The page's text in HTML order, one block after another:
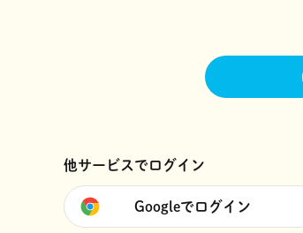
他サービスでログイン
Googleでログイン